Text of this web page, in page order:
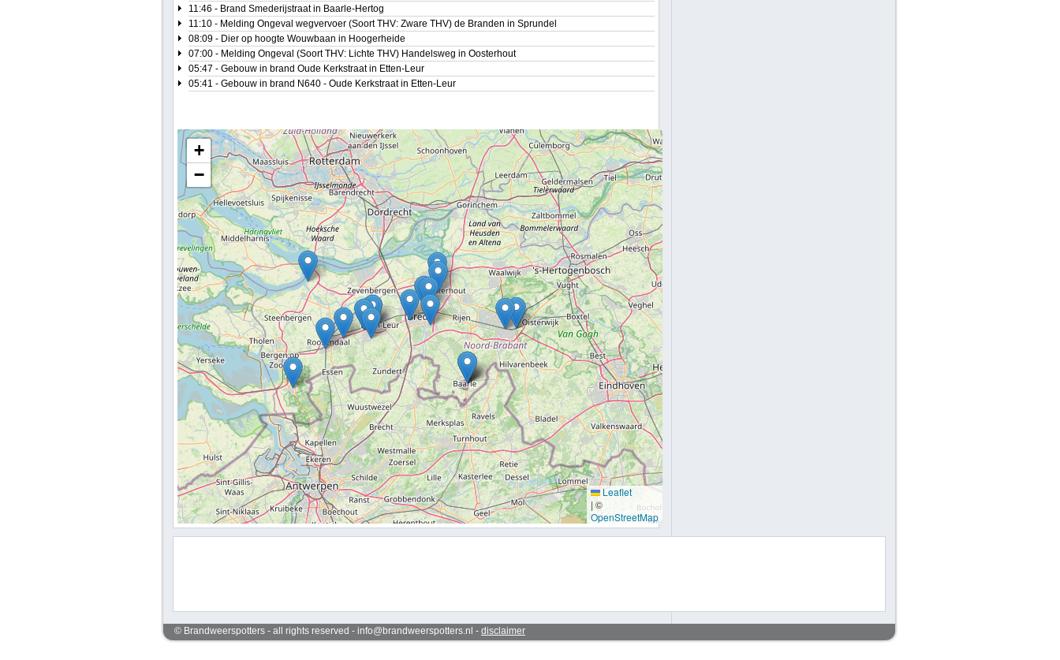
11:46 - Brand Smederijstraat in Baarle-Hertog
11:10 - Melding Ongeval wegvervoer (Soort THV: Zware THV) de Branden in Sprundel
08:09 - Dier op hoogte Wouwbaan in Hoogerheide
07:00 - Melding Ongeval (Soort THV: Lichte THV) Handelsweg in Oosterhout
05:47 - Gebouw in brand Oude Kerkstraat in Etten-Leur
05:41 - Gebouw in brand N640 - Oude Kerkstraat in Etten-Leur
+
−
Leaflet
| ©
OpenStreetMap
© Brandweerspotters - all rights reserved - info@brandweerspotters.nl - disclaimer